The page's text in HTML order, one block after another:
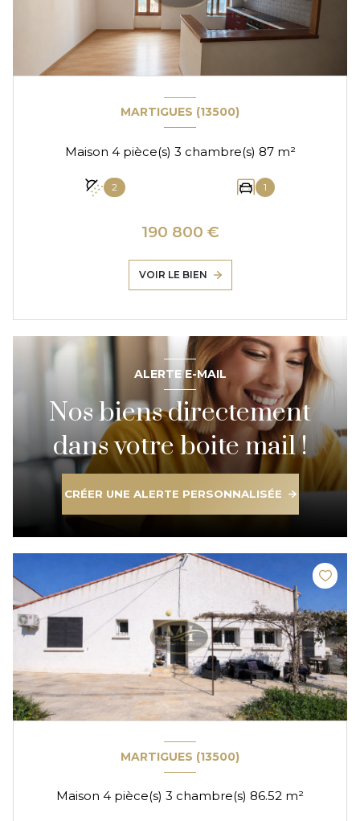
MARTIGUES (13500)
Maison 4 pièce(s) 3 chambre(s) 87 m²
2 1
190 800 €
VOIR LE BIEN
ALERTE E-MAIL
Nos biens directement
dans votre boite mail !
CRÉER UNE ALERTE PERSONNALISÉE
MARTIGUES (13500)
Maison 4 pièce(s) 3 chambre(s) 86.52 m²